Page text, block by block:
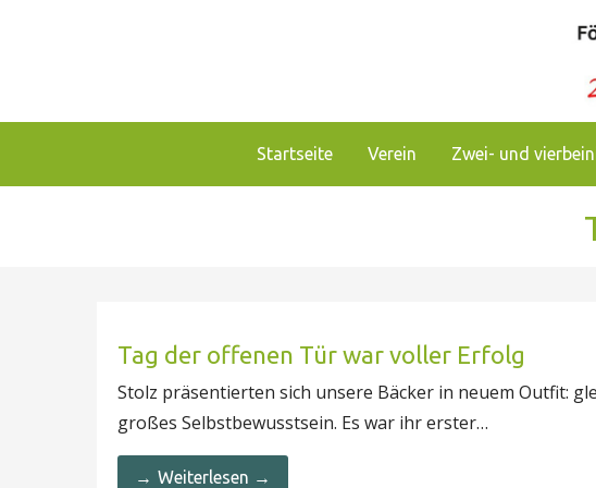
Förderverein Haus Guldenhof
Startseite Verein Zwei- und
Tag der offenen Tür war voller Erfolg
Stolz präsentierten sich unsere Bäcker in neuem Outfit:
großes Selbstbewusstsein. Es war ihr erster…
Weiterlesen →